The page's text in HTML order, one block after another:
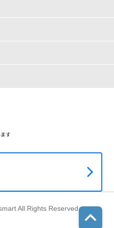
All Rights Reserved.